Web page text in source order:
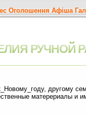
Оголошення Афіша
РУЧНОЙ
другому
матерериалы и